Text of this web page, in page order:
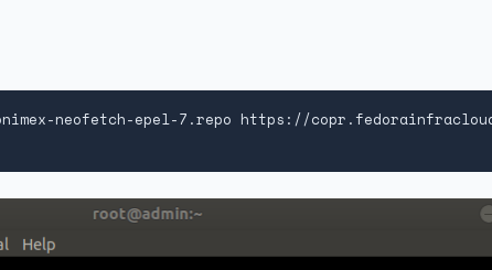
neofetch-epel-7.repo https://